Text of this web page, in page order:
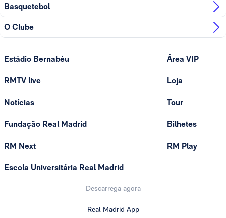
Basquetebol
O Clube
Estádio Bernabéu
RMTV live
Notícias
Fundação Real Madrid
RM Next
Escola Universitária Real Madrid
Área VIP
Loja
Tour
Bilhetes
RM Play
Descarrega agora
Real Madrid App